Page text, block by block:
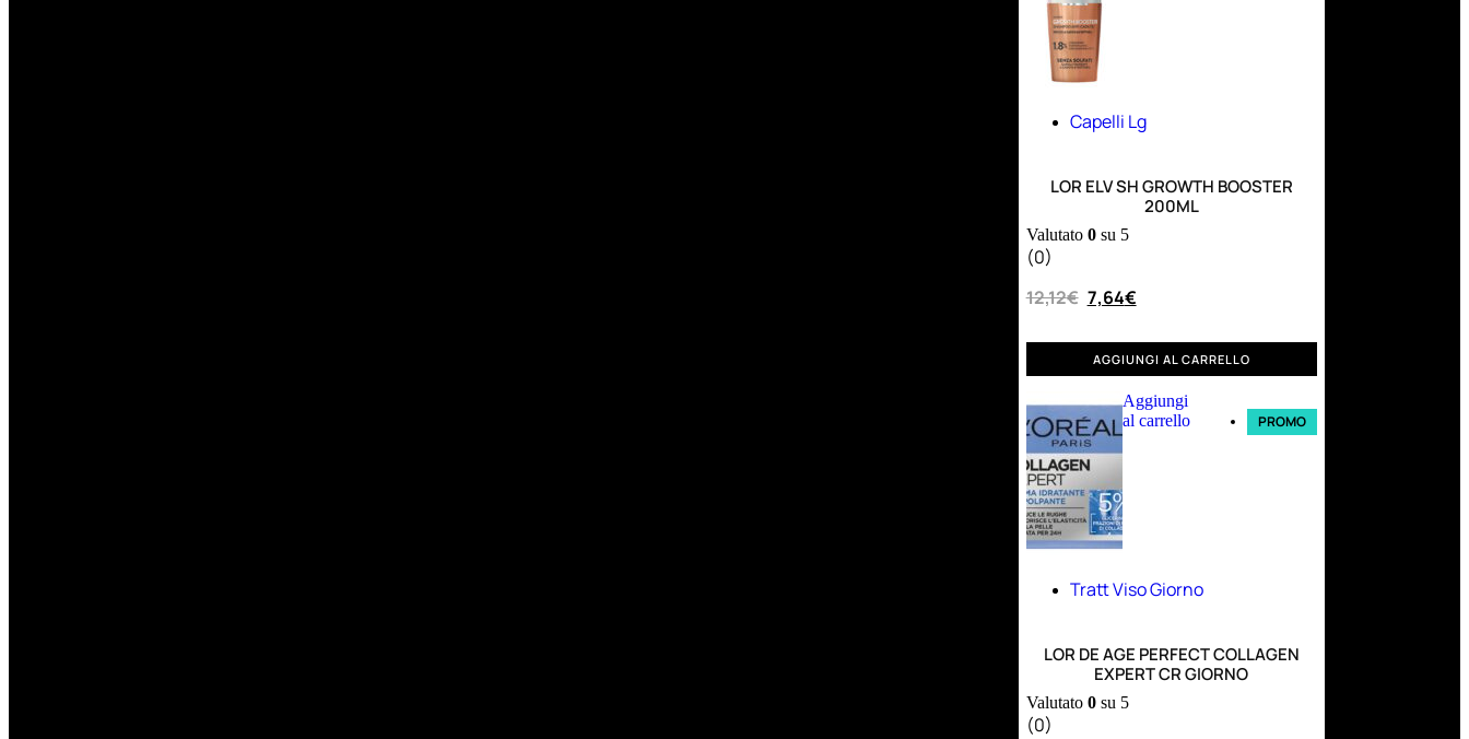
Capelli Lg
LOR ELV SH GROWTH BOOSTER
200ML
Valutato 0su 5
(0)
12,12€ 7,64€
AGGIUNGI AL CARRELLO
Aggiungi
al carrello
PROMO
Tratt Viso Giorno
LOR DE AGE PERFECT COLLAGEN
EXPERT CR GIORNO
Valutato 0su 5
(0)